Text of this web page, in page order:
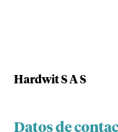
Hardwit S A S
Datos de